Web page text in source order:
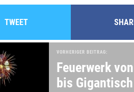
TWEET
VORHERIGER BEITRAG:
Feuerwerk
bis Gigantisch